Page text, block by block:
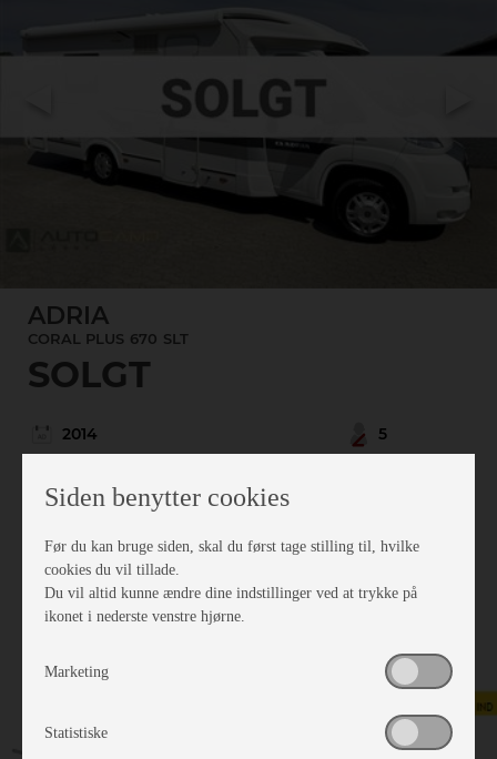
ADRIA
CORAL PLUS 670 SLT
SOLGT
2014
5
Fiat
3,500 kg.
Se detaljer
Siden benytter cookies
Før du kan bruge siden, skal du først tage stilling til, hvilke
cookies du vil tillade.
Du vil altid kunne ændre dine indstillinger ved at trykke på
ikonet i nederste venstre hjørne.
Marketing
Statistiske